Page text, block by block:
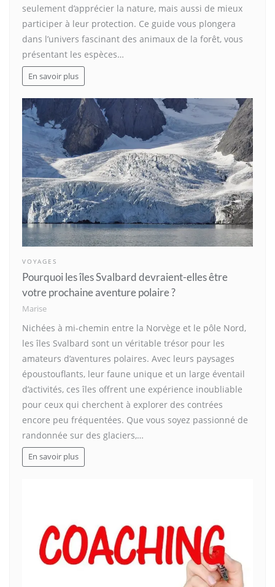
seulement d’apprécier la nature, mais aussi de mieux
participer à leur protection. Ce guide vous plongera
dans l’univers fascinant des animaux de la forêt, vous
présentant les espèces…
En savoir plus
VOYAGES
Pourquoi les îles Svalbard devraient-elles être
votre prochaine aventure polaire ?
Marise
Nichées à mi-chemin entre la Norvège et le pôle Nord,
les îles Svalbard sont un véritable trésor pour les
amateurs d’aventures polaires. Avec leurs paysages
époustouflants, leur faune unique et un large éventail
d’activités, ces îles offrent une expérience inoubliable
pour ceux qui cherchent à explorer des contrées
encore peu fréquentées. Que vous soyez passionné de
randonnée sur des glaciers,…
En savoir plus